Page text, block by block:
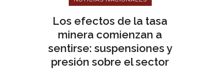
Los efectos de la tasa
minera comienzan a
sentirse: suspensiones y
presión sobre el sector